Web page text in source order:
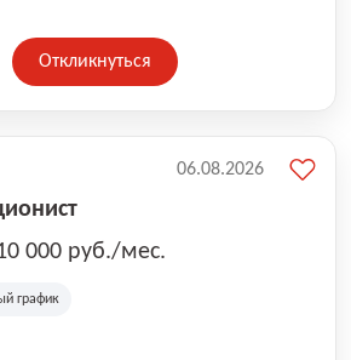
Откликнуться
000 руб./мес.
график
06.08.2026